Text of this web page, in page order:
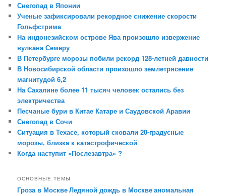
Снегопад в Японии
Ученые зафиксировали рекордное снижение скорости
Гольфстрима
На индонезийском острове Ява произошло извержение
вулкана Семеру
В Петербурге морозы побили рекорд 128-летней давности
В Новосибирской области произошло землетрясение
магнитудой 6,2
На Сахалине более 11 тысяч человек остались без
электричества
Песчаные бури в Китае Катаре и Саудовской Аравии
Снегопад в Сочи
Ситуация в Техасе, который сковали 20-градусные
морозы, близка к катастрофической
Когда наступит «Послезавтра» ?
ОСНОВНЫЕ ТЕМЫ
Гроза в МосквеЛедяной дождь в Москвеаномальная